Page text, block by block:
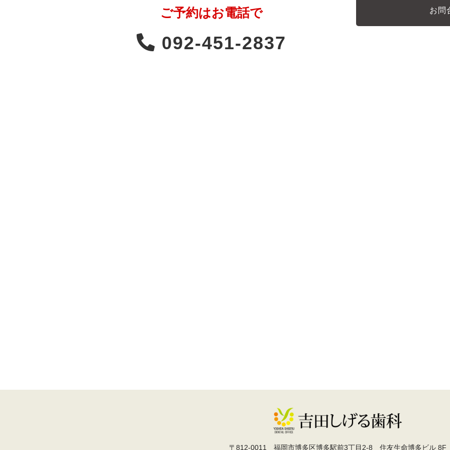
ご予約はお電話で
092-451-2837
お問
〒812-0011 福岡市博多区博多駅前3丁目2-8 住友生命博多ビル 8F